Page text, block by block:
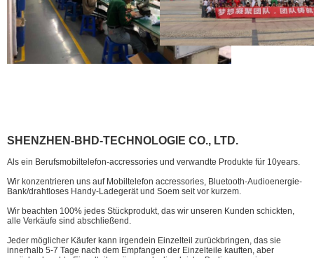
SHENZHEN-BHD-TECHNOLOGIE CO., LTD.
Als ein Berufsmobiltelefon-accressories und verwandte Produkte für 10years.
Wir konzentrieren uns auf Mobiltelefon accressories, Bluetooth-Audioenergie-
Bank/drahtloses Handy-Ladegerät und Soem seit vor kurzem.
Wir beachten 100% jedes Stückprodukt, das wir unseren Kunden schickten,
alle Verkäufe sind abschließend.
Jeder möglicher Käufer kann irgendein Einzelteil zurückbringen, das sie
innerhalb 5-7 Tage nach dem Empfangen der Einzelteile kauften, aber